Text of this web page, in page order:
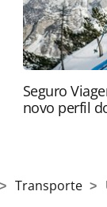
Seguro
novo perfil
Transporte